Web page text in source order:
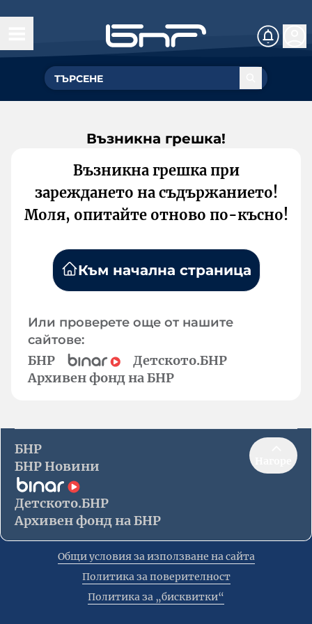
Възникна грешка!
Възникна грешка при
зареждането на съдържанието!
Моля, опитайте отново по-късно!
Към начална страница
Или проверете още от нашите
сайтове:
БНР
Детското.БНР
Архивен фонд на БНР
БНР
БНР Новини
Детското.БНР
Архивен фонд на БНР
Общи условия за използване на сайта
Политика за поверителност
Политика за „бисквитки“